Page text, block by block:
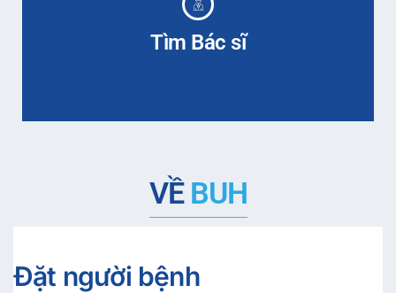
Tìm Bác sĩ
VỀ BUH
Đặt người bệnh